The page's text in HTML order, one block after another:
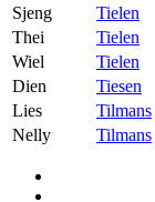
Sjeng
Tielen
Thei
Tielen
Wiel
Tielen
Dien
Tiesen
Lies
Tilmans
Nelly
Tilmans